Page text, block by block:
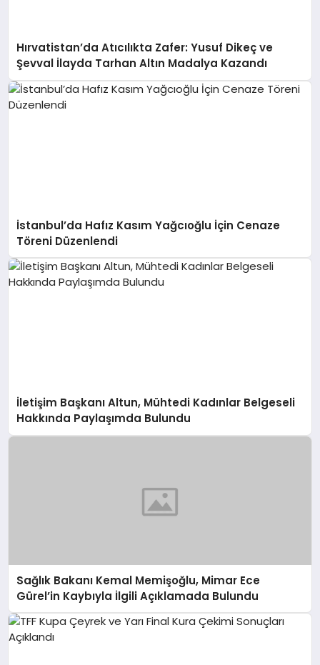
Hırvatistan’da Atıcılıkta Zafer: Yusuf Dikeç ve
Şevval İlayda Tarhan Altın Madalya Kazandı
İstanbul’da Hafız Kasım Yağcıoğlu İçin Cenaze
Töreni Düzenlendi
İletişim Başkanı Altun, Mühtedi Kadınlar Belgeseli
Hakkında Paylaşımda Bulundu
Sağlık Bakanı Kemal Memişoğlu, Mimar Ece
Gürel’in Kaybıyla İlgili Açıklamada Bulundu